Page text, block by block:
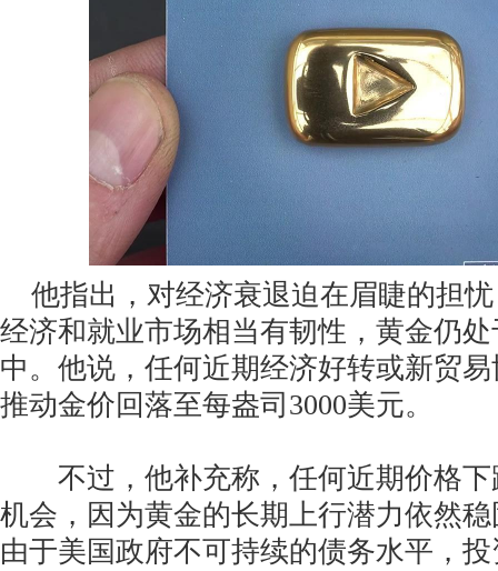
他指出，对经济衰退迫在眉睫的担
经济和就业市场相当有韧性，黄金仍
中。他说，任何近期经济好转或新贸
推动金价回落至每盎司3000美元。
不过，他补充称，任何近期价格下
机会，因为黄金的长期上行潜力依然
由于美国政府不可持续的债务水平，